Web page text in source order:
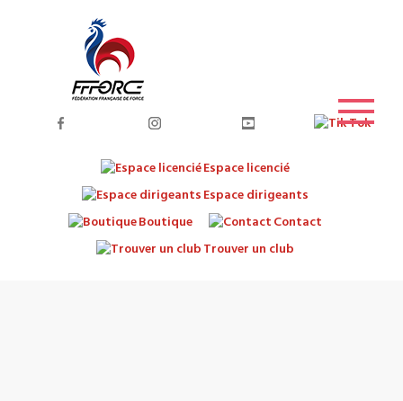
Espace licencié
Espace dirigeants
Boutique
Contact
Trouver un club